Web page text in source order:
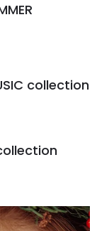
collection